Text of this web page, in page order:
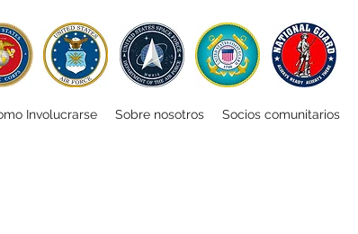
Involucrarse Sobre nosotros Socios comunitarios